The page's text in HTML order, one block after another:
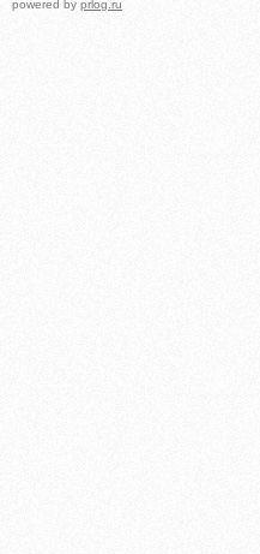
powered by prlog.ru